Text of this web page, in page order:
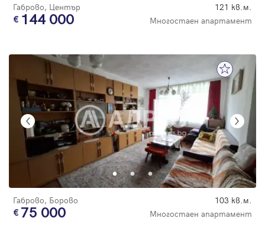
Габрово, Център 121 кв.м.
144 000 Многостаен апартамент
Габрово, Борово 103 кв.м.
75 000 Многостаен апартамент